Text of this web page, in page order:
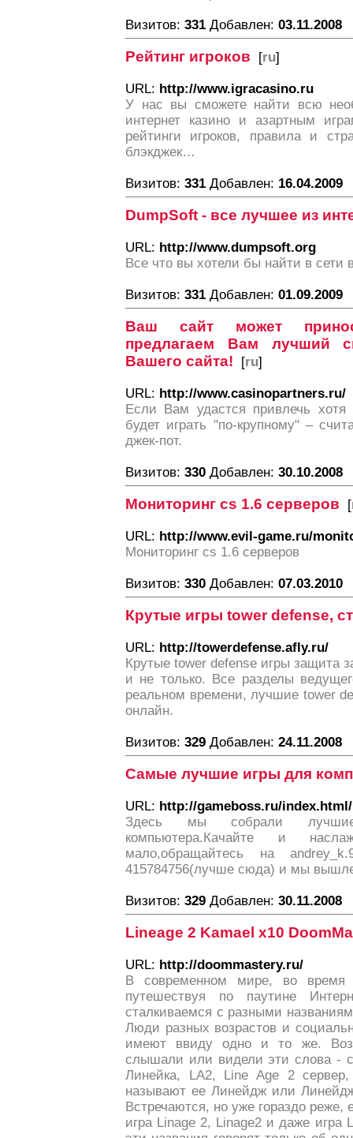
Визитов: 331 Добавлен: 03.11.2008
Рейтинг игроков [ru]
URL: http://www.igracasino.ru
У нас вы сможете найти всю
интернет казино и азартным
рейтинги игроков, правила и
блэкджек…
Визитов: 331 Добавлен: 16.04.2009
DumpSoft - все лучшее из
URL: http://www.dumpsoft.org
Все что вы хотели бы найти в сети
Визитов: 331 Добавлен: 01.09.2009
Ваш сайт может
предлагаем Вам лучший
Вашего сайта! [ru]
URL: http://www.casinopartners.ru/
Если Вам удастся привлечь хотя
будет играть "по-крупному" –
джек-пот.
Визитов: 330 Добавлен: 30.10.2008
Мониторинг cs 1.6 серверов [
URL: http://www.evil-game.ru/
Мониторинг cs 1.6 серверов
Визитов: 330 Добавлен: 07.03.2010
Крутые игры tower defense,
URL: http://towerdefense.afly.ru/
Крутые tower defense игры защита
и не только. Все разделы
реальном времени, лучшие tower
онлайн.
Визитов: 329 Добавлен: 24.11.2008
Самые лучшие игры для
URL: http://gameboss.ru/index.html/
Здесь мы собрали
компьютера.Качайте и
мало,обращайтесь на
415784756(лучше сюда) и мы
Визитов: 329 Добавлен: 30.11.2008
Lineage 2 Kamael x10
URL: http://doommastery.ru/
В современном мире, во время
путешествуя по паутине
сталкиваемся с разными
Люди разных возрастов и
имеют ввиду одно и то же.
слышали или видели эти слова -
Линейка, LA2, Line Age 2
называют ее Линейдж или
Встречаются, но уже гораздо реже,
игра Linage 2, Linage2 и даже игра